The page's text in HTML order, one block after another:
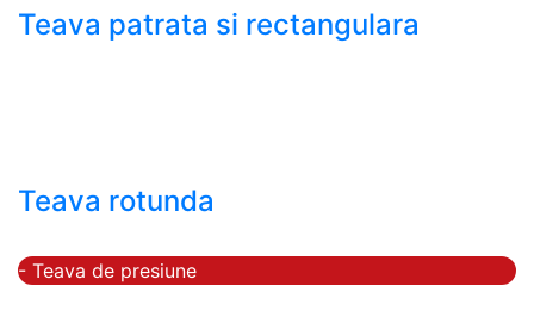
Teava patrata si rectangulara
Teava rotunda
- Teava de presiune